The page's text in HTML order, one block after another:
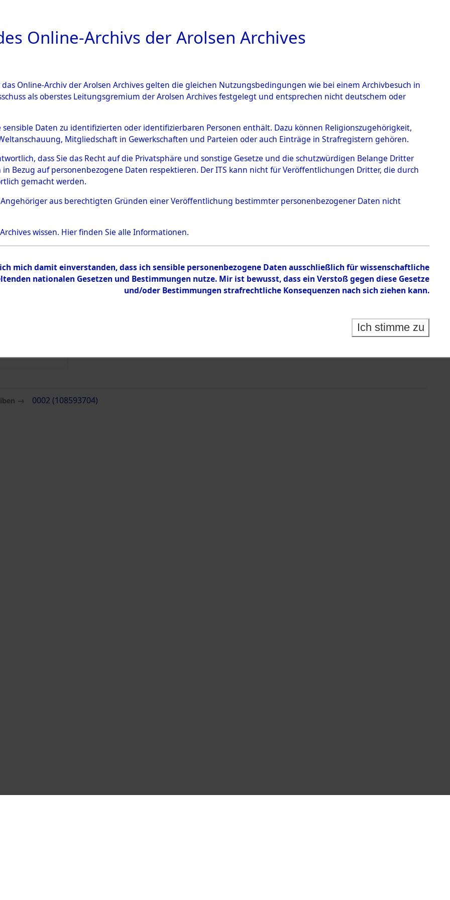
ARCHIVALE ÜBERSICHT BILD
0002 (108593704)
Person UNBEKANNT
→ 0002 (108593704)
Online-Archivs der Arolsen Archives
Online-Archiv der Arolsen Archives gelten die gleichen Nutzungsbedingungen wie bei einem Archivbesuch in
als oberstes Leitungsgremium der Arolsen Archives festgelegt und entsprechen nicht deutschem oder
sensible Daten zu identifizierten oder identifizierbaren Personen enthält. Dazu können Religionszugehörigkeit,
Mitgliedschaft in Gewerkschaften und Parteien oder auch Einträge in Strafregistern gehören.
dass Sie das Recht auf die Privatsphäre und sonstige Gesetze und die schutzwürdigen Belange Dritter
Bezug auf personenbezogene Daten respektieren. Der ITS kann nicht für Veröffentlichungen Dritter, die durch
gemacht werden.
Angehöriger aus berechtigten Gründen einer Veröffentlichung bestimmter personenbezogener Daten nicht
wissen. Hierfinden Sie alle Informationen.
mich damit einverstanden, dass ich sensible personenbezogene Daten ausschließlich für wissenschaftliche
nationalen Gesetzen und Bestimmungen nutze. Mir ist bewusst, dass ein Verstoß gegen diese Gesetze
und/oder Bestimmungen strafrechtliche Konsequenzen nach sich ziehen kann.
Ich stimme zu